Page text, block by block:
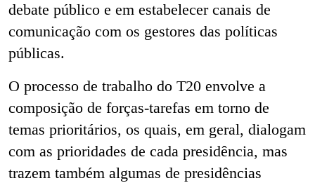
debate público e em estabelecer canais de
comunicação com os gestores das políticas
públicas.
O processo de trabalho do T20 envolve a
composição de forças-tarefas em torno de
temas prioritários, os quais, em geral, dialogam
com as prioridades de cada presidência, mas
trazem também algumas de presidências